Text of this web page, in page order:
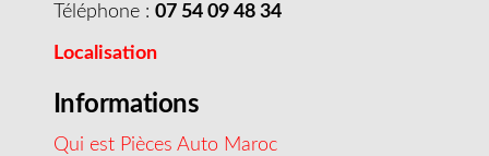
Téléphone : 07 54 09 48 34
Localisation
Informations
Qui est Pièces Auto Maroc